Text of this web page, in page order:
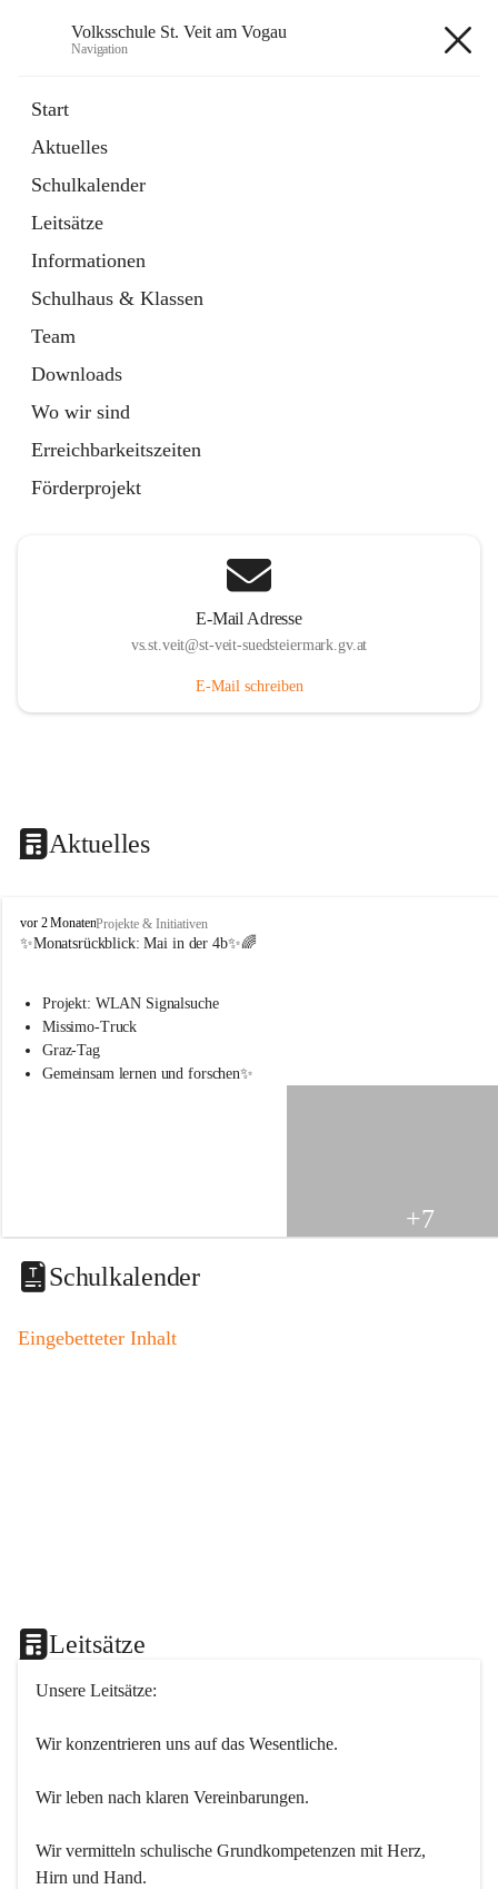
Volksschule St. Veit am Vogau
Navigation
Start
Aktuelles
Schulkalender
Leitsätze
Informationen
Schulhaus & Klassen
Team
Downloads
Wo wir sind
Erreichbarkeitszeiten
Förderprojekt
E-Mail Adresse
vs.st.veit@st-veit-suedsteiermark.gv.at
E-Mail schreiben
Aktuelles
V
o
s
s
c
i
t
a
o
vor 2 MonatenProjekte & Initiativen
✨Monatsrückblick: Mai in der 4b✨🌈
Projekt: WLAN Signalsuche
Missimo-Truck
Graz-Tag
Gemeinsam lernen und forschen✨
+7
Schulkalender
Eingebetteter Inhalt
Leitsätze
Unsere Leitsätze:
Wir konzentrieren uns auf das Wesentliche.
Wir leben nach klaren Vereinbarungen.
Wir vermitteln schulische Grundkompetenzen mit Herz,
Hirn und Hand.